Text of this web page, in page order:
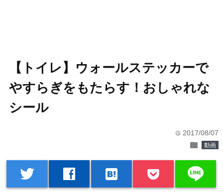
【トイレ】ウォールステッカーで
やすらぎをもたらす！おしゃれな
シール
time 2017/08/07
folder 動画
twitter facebook hatenabookmark line